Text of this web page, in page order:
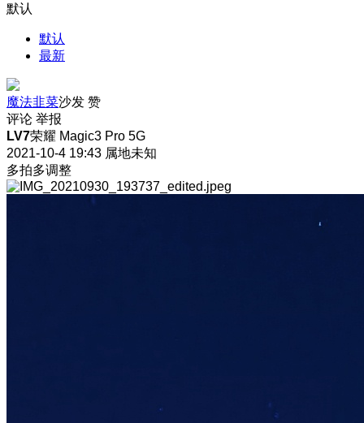
默认
默认
最新
魔法韭菜沙发 赞
评论 举报
LV7荣耀 Magic3 Pro 5G
2021-10-4 19:43 属地未知
多拍多调整